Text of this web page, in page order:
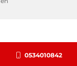
0534010842